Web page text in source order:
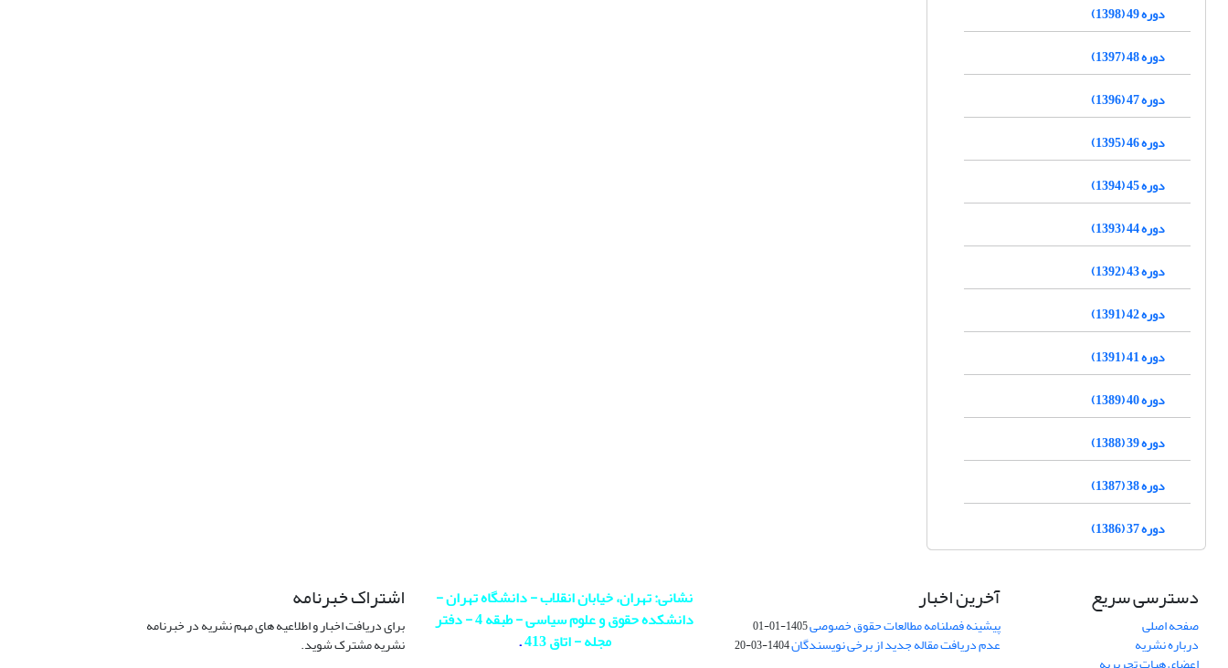
دوره 49 (1398)
دوره 48 (1397)
دوره 47 (1396)
دوره 46 (1395)
دوره 45 (1394)
دوره 44 (1393)
دوره 43 (1392)
دوره 42 (1391)
دوره 41 (1391)
دوره 40 (1389)
دوره 39 (1388)
دوره 38 (1387)
دوره 37 (1386)
دسترسی سریع
صفحه اصلی
درباره نشریه
آخرین اخبار
پیشینه فصلنامه مطالعات حقوق خصوصی1405-01-01
عدم دریافت مقاله جدید از برخی نویسندگان1404-03-20
نشانی: تهران، خیابان انقلاب - دانشگاه تهران -
دانشکده حقوق و علوم سیاسی - طبقه 4 - دفتر
مجله - اتاق 413
.
اشتراک خبرنامه
برای دریافت اخبار و اطلاعیه های مهم نشریه در خبرنامه
نشریه مشترک شوید.